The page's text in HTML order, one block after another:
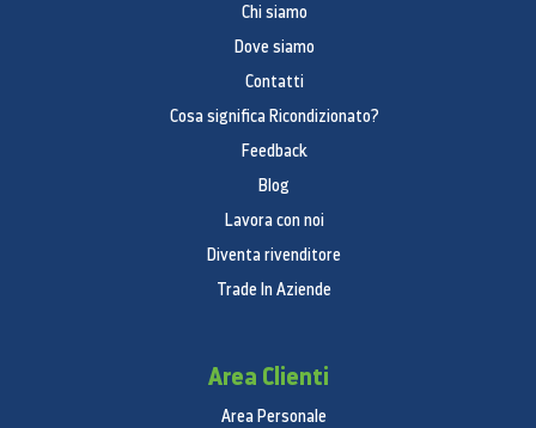
Chi siamo
Dove siamo
Contatti
Cosa significa Ricondizionato?
Feedback
Blog
Lavora con noi
Diventa rivenditore
Trade In Aziende
Area Clienti
Area Personale